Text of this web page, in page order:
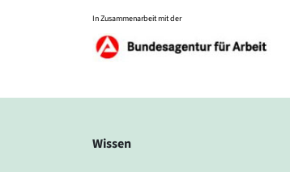
In Zusammenarbeit mit der
Wissen